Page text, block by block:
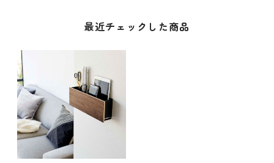
最近チェックした商品